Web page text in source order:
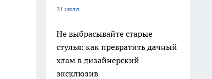
21 июля
Не выбрасывайте старые
стулья: как превратить дачный
хлам в дизайнерский
эксклюзив